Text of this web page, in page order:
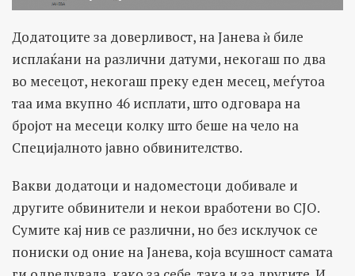
Додатоците за доверливост, на Јанева ѝ биле
исплаќани на различни датуми, некогаш по два
во месецот, некогаш преку еден месец, меѓутоа
таа има вкупно 46 исплати, што одговара на
бројот на месеци колку што беше на чело на
Специјалното јавно обвинителство.
Вакви додатоци и надоместоци добивале и
другите обвинители и некои вработени во СЈО.
Сумите кај нив се различни, но без исклучок се
пониски од оние на Јанева, која всушност самата